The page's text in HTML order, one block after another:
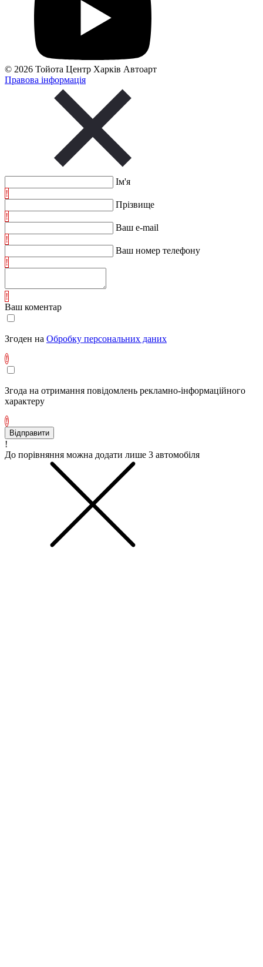
© 2026 Тойота Центр Харків Автоарт
Правова інформація
Ім'я
!
Прізвище
!
Ваш e-mail
!
Ваш номер телефону
!
!
Ваш коментар
Згоден на Обробку персональних даних
!
Згода на отримання повідомлень рекламно-інформаційного
характеру
!
Відправити
!
До порівняння можна додати лише 3 автомобіля